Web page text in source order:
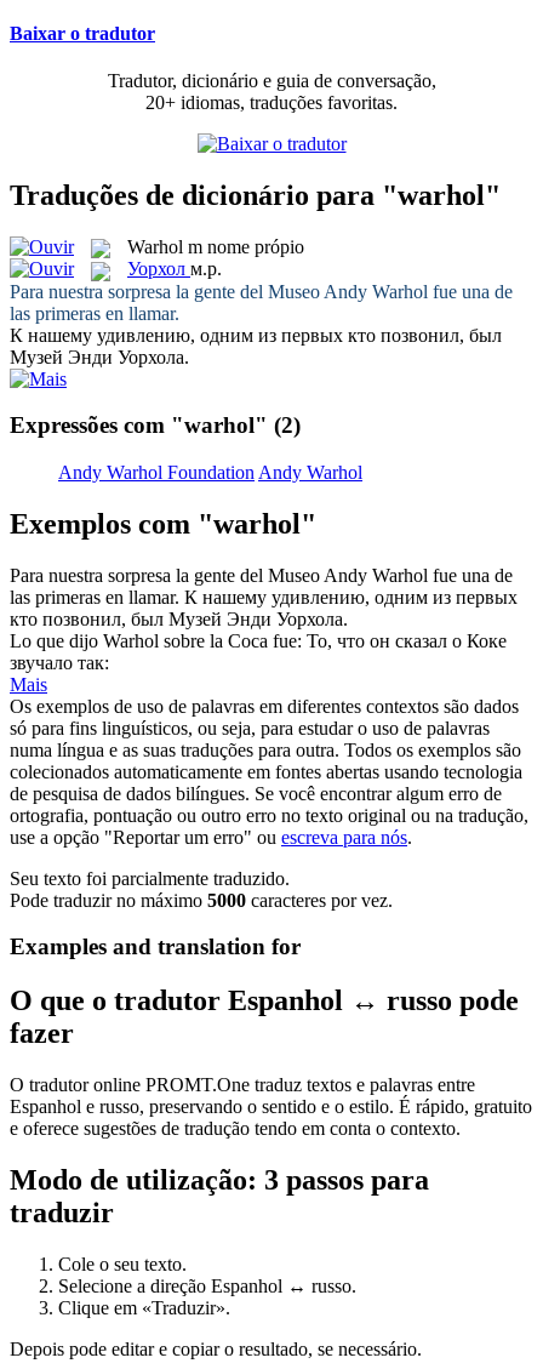
Baixar o tradutor
Tradutor, dicionário e guia de conversação,
20+ idiomas, traduções favoritas.
Traduções de dicionário para "warhol"
Warhol m nome própio
Уорхол м.р.
Para nuestra sorpresa la gente del Museo Andy Warhol fue una de
las primeras en llamar.
К нашему удивлению, одним из первых кто позвонил, был
Музей Энди Уорхола.
Expressões com "warhol" (2)
Andy Warhol Foundation Andy Warhol
Exemplos com "warhol"
Para nuestra sorpresa la gente del Museo Andy Warhol fue una de
las primeras en llamar. К нашему удивлению, одним из первых
кто позвонил, был Музей Энди Уорхола.
Lo que dijo Warhol sobre la Coca fue: То, что он сказал о Коке
звучало так:
Mais
Os exemplos de uso de palavras em diferentes contextos são dados
só para fins linguísticos, ou seja, para estudar o uso de palavras
numa língua e as suas traduções para outra. Todos os exemplos são
colecionados automaticamente em fontes abertas usando tecnologia
de pesquisa de dados bilíngues. Se você encontrar algum erro de
ortografia, pontuação ou outro erro no texto original ou na tradução,
use a opção "Reportar um erro" ou escreva para nós.
Seu texto foi parcialmente traduzido.
Pode traduzir no máximo 5000 caracteres por vez.
Examples and translation for
O que o tradutor Espanhol ↔ russo pode
fazer
O tradutor online PROMT.One traduz textos e palavras entre
Espanhol e russo, preservando o sentido e o estilo. É rápido, gratuito
e oferece sugestões de tradução tendo em conta o contexto.
Modo de utilização: 3 passos para
traduzir
Cole o seu texto.
Selecione a direção Espanhol ↔ russo.
Clique em «Traduzir».
Depois pode editar e copiar o resultado, se necessário.